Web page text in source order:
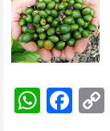
k
W F